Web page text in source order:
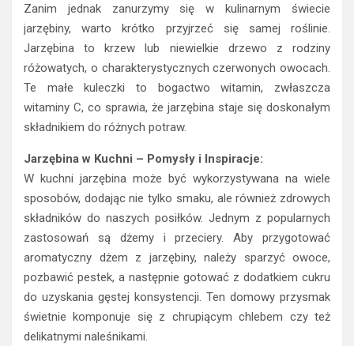
Zanim jednak zanurzymy się w kulinarnym świecie
jarzębiny, warto krótko przyjrzeć się samej roślinie.
Jarzębina to krzew lub niewielkie drzewo z rodziny
różowatych, o charakterystycznych czerwonych owocach.
Te małe kuleczki to bogactwo witamin, zwłaszcza
witaminy C, co sprawia, że jarzębina staje się doskonałym
składnikiem do różnych potraw.
Jarzębina w Kuchni – Pomysły i Inspiracje:
W kuchni jarzębina może być wykorzystywana na wiele
sposobów, dodając nie tylko smaku, ale również zdrowych
składników do naszych posiłków. Jednym z popularnych
zastosowań są dżemy i przeciery. Aby przygotować
aromatyczny dżem z jarzębiny, należy sparzyć owoce,
pozbawić pestek, a następnie gotować z dodatkiem cukru
do uzyskania gęstej konsystencji. Ten domowy przysmak
świetnie komponuje się z chrupiącym chlebem czy też
delikatnymi naleśnikami.